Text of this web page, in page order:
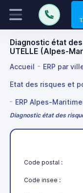
Diagnostic état
UTELLE (Alpes-
Accueil ERP par
Etat des risques et
ERP Alpes-
Diagnostic état des
Code postal :
Code insee :